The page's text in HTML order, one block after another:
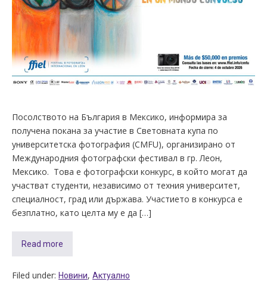
Посолството на България в Мексико, информира за
получена покана за участие в Световната купа по
университетска фотография (CMFU), организирано от
Международния фотографски фестивал в гр. Леон,
Мексико. Това е фотографски конкурс, в който могат да
участват студенти, независимо от техния университет,
специалност, град или държава. Участието в конкурса е
безплатно, като целта му е да […]
Read more
Filed under: Новини, Актуално